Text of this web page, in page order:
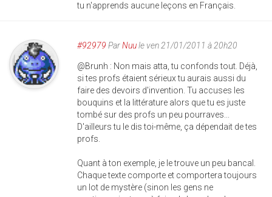
tu n'apprends aucune leçons en Français.
#92979 ParNuule ven 21/01/2011 à 20h20
@Brunh : Non mais atta, tu confonds tout. Déjà,
si tes profs étaient sérieux tu aurais aussi du
faire des devoirs d'invention. Tu accuses les
bouquins et la littérature alors que tu es juste
tombé sur des profs un peu pourraves...
D'ailleurs tu le dis toi-même, ça dépendait de tes
profs.
Quant à ton exemple, je le trouve un peu bancal.
Chaque texte comporte et comportera toujours
un lot de mystère (sinon les gens ne